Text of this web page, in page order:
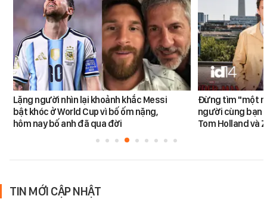
Lặng người nhìn lại khoảnh khắc Messi
bật khóc ở World Cup vì bố ốm nặng,
hôm nay bố anh đã qua đời
Đừng tìm "một
người cùng bạn
Tom Holland và
TIN MỚI CẬP NHẬT